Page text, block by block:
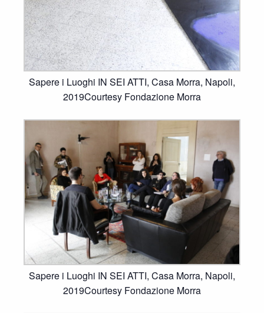
Sapere i Luoghi IN SEI ATTI, Casa Morra, Napoli,
2019Courtesy Fondazione Morra
Sapere i Luoghi IN SEI ATTI, Casa Morra, Napoli,
2019Courtesy Fondazione Morra